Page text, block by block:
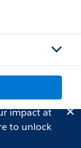
impact at
to unlock